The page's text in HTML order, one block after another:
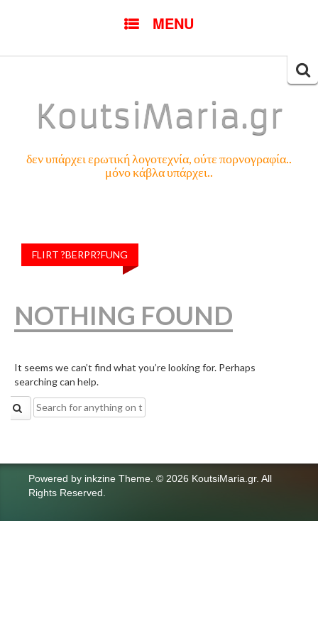
MENU
KoutsiMaria.gr
δεν υπάρχει ερωτική λογοτεχνία, ούτε πορνογραφία..
μόνο κάβλα υπάρχει..
FLIRT ?BERPR?FUNG
NOTHING FOUND
It seems we can’t find what you’re looking for. Perhaps
searching can help.
Search
for:
Powered by inkzine Theme © 2026 KoutsiMaria.gr. All
Rights Reserved.